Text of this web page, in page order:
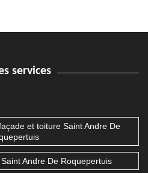
services
et toiture Saint Andre De
Andre De Roquepertuis